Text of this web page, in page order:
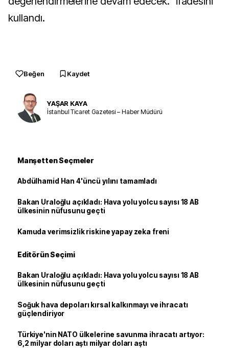
kullandı.
Beğen Kaydet
YAŞAR KAYA
İstanbul Ticaret Gazetesi – Haber Müdürü
Manşetten Seçmeler
Abdülhamid Han 4'üncü yılını tamamladı
Bakan Uraloğlu açıkladı: Hava yolu yolcu sayısı 18 AB
ülkesinin nüfusunu geçti
Kamuda verimsizlik riskine yapay zeka freni
Editörün Seçimi
Bakan Uraloğlu açıkladı: Hava yolu yolcu sayısı 18 AB
ülkesinin nüfusunu geçti
Soğuk hava depoları kırsal kalkınmayı ve ihracatı
güçlendiriyor
Türkiye'nin NATO ülkelerine savunma ihracatı artıyor:
6,2 milyar doları aştı milyar doları aştı